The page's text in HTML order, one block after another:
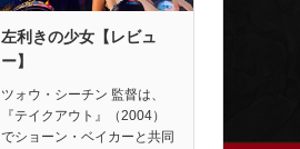
左利きの少女【レビュ
ー】
ツォウ・シーチン 監督は、
『テイクアウト』（2004）
でショーン・ベイカーと共同